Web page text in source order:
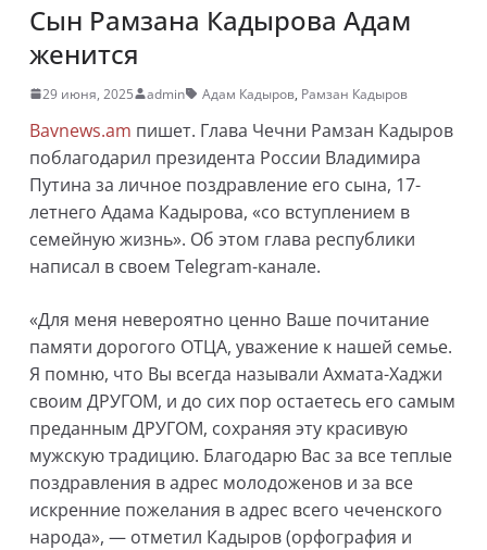
Сын Рамзана Кадырова Адам
женится
29 июня, 2025 admin Адам Кадыров, Рамзан Кадыров
Bavnews.am пишет. Глава Чечни Рамзан Кадыров
поблагодарил президента России Владимира
Путина за личное поздравление его сына, 17-
летнего Адама Кадырова, «со вступлением в
семейную жизнь». Об этом глава республики
написал в своем Telegram-канале.
«Для меня невероятно ценно Ваше почитание
памяти дорогого ОТЦА, уважение к нашей семье.
Я помню, что Вы всегда называли Ахмата-Хаджи
своим ДРУГОМ, и до сих пор остаетесь его самым
преданным ДРУГОМ, сохраняя эту красивую
мужскую традицию. Благодарю Вас за все теплые
поздравления в адрес молодоженов и за все
искренние пожелания в адрес всего чеченского
народа», — отметил Кадыров (орфография и